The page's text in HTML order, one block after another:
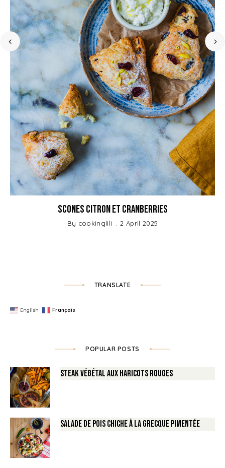
Scones Citron et Cranberries
By cookinglili 2 April 2025
TRANSLATE
English Français
POPULAR POSTS
Steak végétal aux haricots rouges
Salade de Pois chiche à la Grecque pimentée